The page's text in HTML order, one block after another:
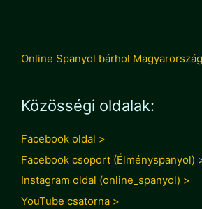
Online Spanyol bárhol
Közösségi oldalak:
Facebook oldal >
Facebook csoport (Élményspanyol)
Instagram oldal (online_spanyol) >
YouTube csatorna >